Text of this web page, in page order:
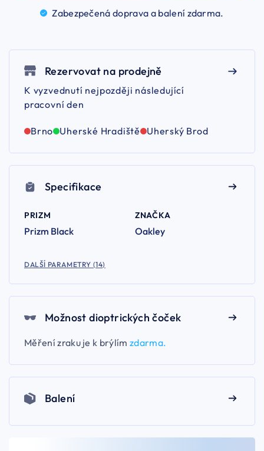
Zabezpečená doprava a balení zdarma.
Rezervovat na prodejně
K vyzvednutí nejpozději následující
pracovní den
Brno Uherské Hradiště Uherský Brod
Specifikace
PRIZM
Prizm Black
ZNAČKA
Oakley
DALŠÍ PARAMETRY (14)
Možnost dioptrických čoček
Měření zraku je k brýlím zdarma.
Balení